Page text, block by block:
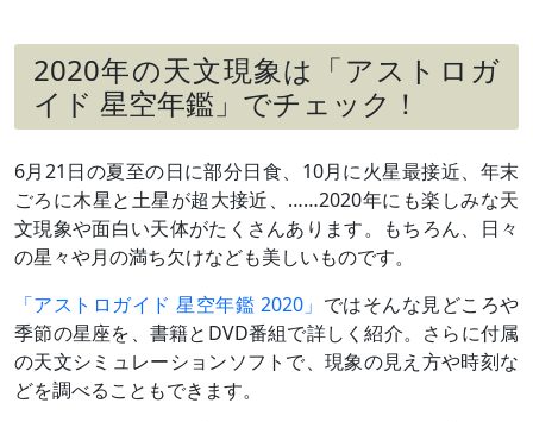
2020年の天文現象は「アストロガ
イド 星空年鑑」でチェック！
6月21日の夏至の日に部分日食、10月に火星最接近、年末
ごろに木星と土星が超大接近、……2020年にも楽しみな天
文現象や面白い天体がたくさんあります。もちろん、日々
の星々や月の満ち欠けなども美しいものです。
「アストロガイド 星空年鑑 2020」 ではそんな見どころや
季節の星座を、書籍とDVD番組で詳しく紹介。さらに付属
の天文シミュレーションソフトで、現象の見え方や時刻な
どを調べることもできます。